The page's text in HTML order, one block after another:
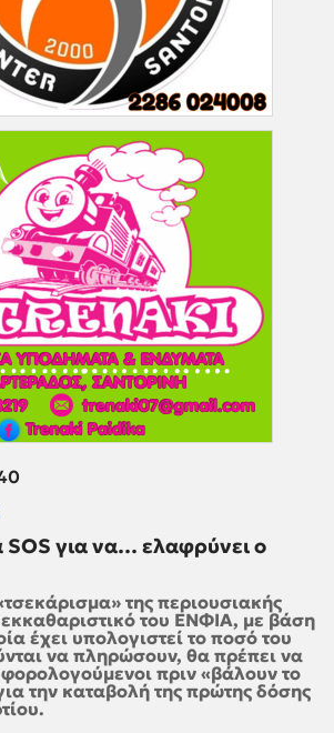
για να… ελαφρύνει ο
της περιουσιακής
εκκαθαριστικό του ΕΝΦΙΑ, με βάση
έχει υπολογιστεί το ποσό του
να πληρώσουν, θα πρέπει να
πριν «βάλουν το
την καταβολή της πρώτης δόσης